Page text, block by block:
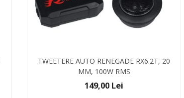
TWEETERE AUTO RENEGADE RX6.2T, 20
MM, 100W RMS
149,00 Lei